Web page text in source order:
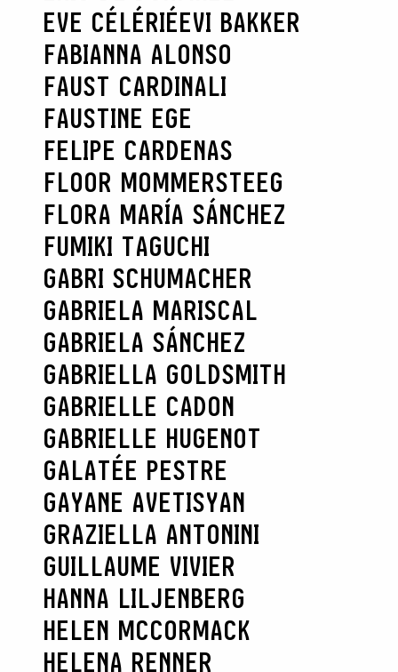
EVE CÉLÉRIÉEVI BAKKER
FABIANNA ALONSO
FAUST CARDINALI
FAUSTINE EGE
FELIPE CARDENAS
FLOOR MOMMERSTEEG
FLORA MARÍA SÁNCHEZ
FUMIKI TAGUCHI
GABRI SCHUMACHER
GABRIELA MARISCAL
GABRIELA SÁNCHEZ
GABRIELLA GOLDSMITH
GABRIELLE CADON
GABRIELLE HUGENOT
GALATÉE PESTRE
GAYANE AVETISYAN
GRAZIELLA ANTONINI
GUILLAUME VIVIER
HANNA LILJENBERG
HELEN MCCORMACK
HELENA RENNER